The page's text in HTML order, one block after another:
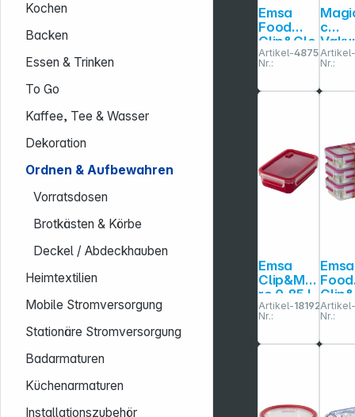
Kochen
Backen
Essen & Trinken
To Go
Kaffee, Tee & Wasser
Dekoration
Ordnen & Aufbewahren
Vorratsdosen
Brotkästen & Körbe
Deckel / Abdeckhauben
Heimtextilien
Mobile Stromversorgung
Stationäre Stromversorgung
Badarmaturen
Küchenarmaturen
Installationszubehör
Emsa
Food
Clip&Clo
se
508567
transpar
Artikel-
Nr.:
487538
c
INOX
20,4l
Artikel-
Nr.:
Emsa
Clip&Mic
ro 0,85 L
rot
Artikel-
Nr.:
181927
Emsa
Food
se
ink
Artikel-
Nr.: